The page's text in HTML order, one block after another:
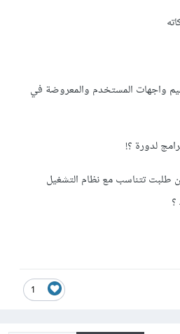
واجهات المستخدم والمعروضة في
لدورة ؟!
طلبت تتناسب مع نظام التشغيل
1